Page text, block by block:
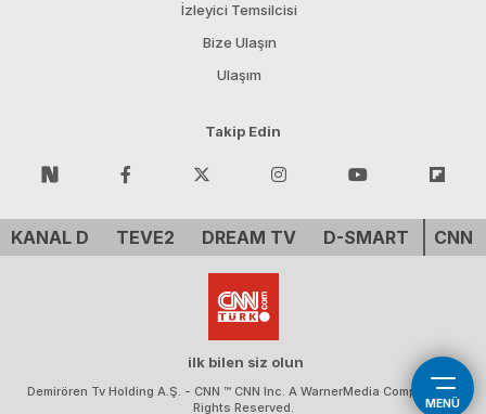
MENÜ
İzleyici Temsilcisi
Bize Ulaşın
Ulaşım
Takip Edin
KANAL D TEVE2 DREAM TV D-SMART CNN
ilk bilen siz olun
Demirören Tv Holding A.Ş. - CNN ™ CNN Inc. A WarnerMedia Company. All
Rights Reserved.